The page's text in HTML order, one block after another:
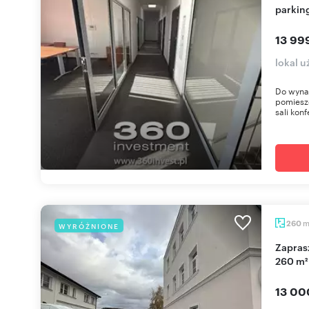
13
lokal
Do
sali
WYRÓŻNIONE 260 m
Zapraszam do wynajęcia nowoczesnego biura
260
13